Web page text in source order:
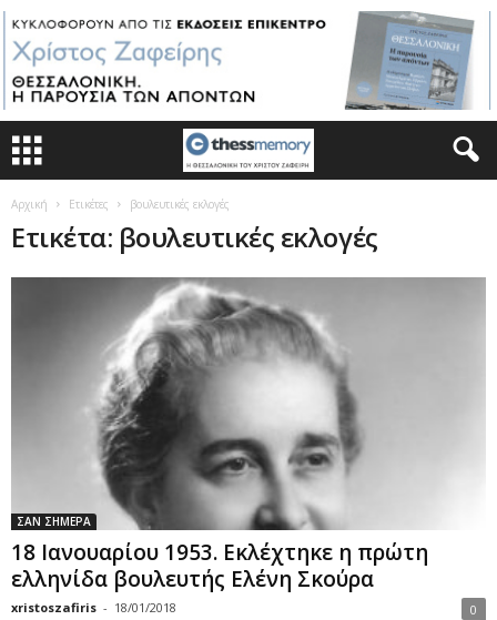
Αρχική Ετικέτες βουλευτικές εκλογές
Ετικέτα: βουλευτικές εκλογές
ΣΑΝ ΣΗΜΕΡΑ
18 Ιανουαρίου 1953. Εκλέχτηκε η πρώτη
ελληνίδα βουλευτής Ελένη Σκούρα
xristoszafiris - 18/01/2018 0